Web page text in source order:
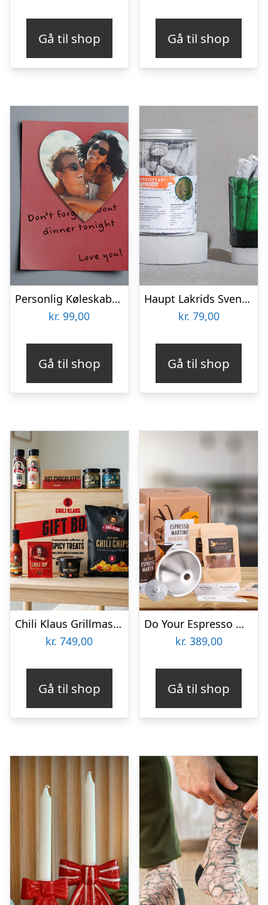
Gå til shop Gå til shop
Personlig Køleskabsmagnet med Foto – Hjerte
kr. 99,00
Gå til shop
Haupt Lakrids Svenskjävlar! X Jägermeister
kr. 79,00
Gå til shop
Chili Klaus Grillmaster BBQ-æske
kr. 749,00
Gå til shop
Do Your Espresso Martini Gaveæske
kr. 389,00
Gå til shop